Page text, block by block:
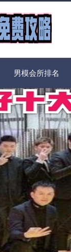
男模会所排名